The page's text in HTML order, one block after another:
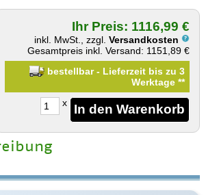
Ihr Preis: 1116,99 €
inkl. MwSt., zzgl.Versandkosten
Gesamtpreis inkl. Versand: 1151,89 €
bestellbar - Lieferzeit bis zu 3
Werktage**
x